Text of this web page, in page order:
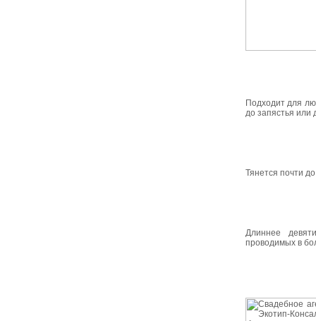
Подходит для
до запястья или
Тянется почти
Длиннее
проводимых в